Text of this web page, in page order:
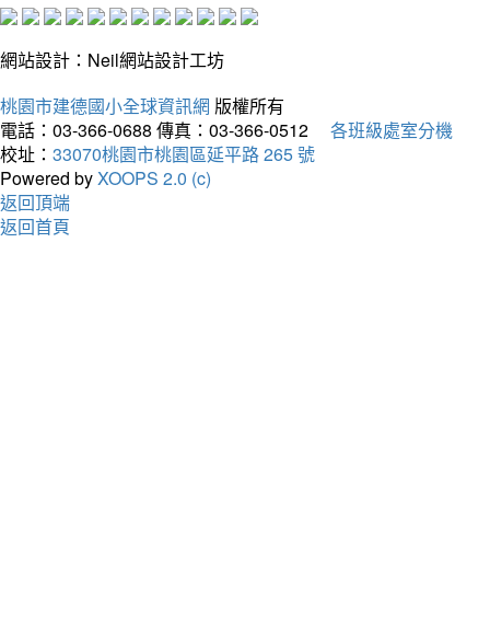
網站設計：Neil網站設計工坊
桃園市建德國小全球資訊網 版權所有
電話：03-366-0688 傳真：03-366-0512
各班級處室分機
校址： 33070桃園市桃園區延平路 265 號
Powered byXOOPS 2.0 (c)
返回頂端
返回首頁